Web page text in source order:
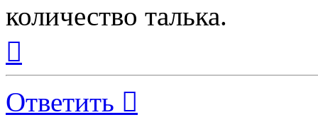
количество талька.
началу
Ответить